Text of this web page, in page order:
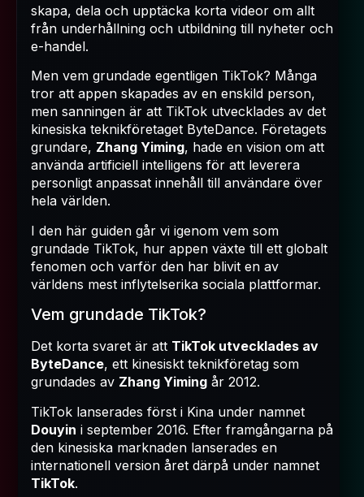
skapa, dela och upptäcka korta videor om allt
från underhållning och utbildning till nyheter och
e-handel.
Men vem grundade egentligen TikTok? Många
tror att appen skapades av en enskild person,
men sanningen är att TikTok utvecklades av det
kinesiska teknikföretaget ByteDance. Företagets
grundare, Zhang Yiming, hade en vision om att
använda artificiell intelligens för att leverera
personligt anpassat innehåll till användare över
hela världen.
I den här guiden går vi igenom vem som
grundade TikTok, hur appen växte till ett globalt
fenomen och varför den har blivit en av
världens mest inflytelserika sociala plattformar.
Vem grundade TikTok?
Det korta svaret är att TikTok utvecklades av
ByteDance, ett kinesiskt teknikföretag som
grundades av Zhang Yiming år 2012.
TikTok lanserades först i Kina under namnet
Douyin i september 2016. Efter framgångarna på
den kinesiska marknaden lanserades en
internationell version året därpå under namnet
TikTok.